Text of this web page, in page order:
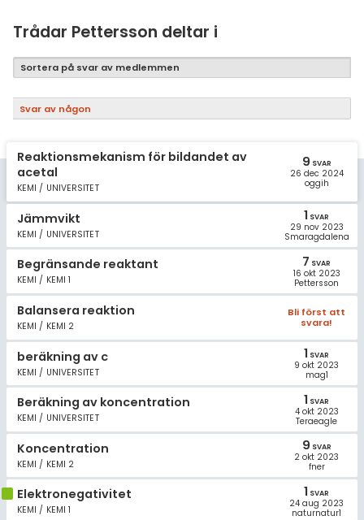
Trådar Pettersson deltar i
Sortera på svar av medlemmen
Svar av någon
Reaktionsmekanism för bildandet av
acetal
KEMI / UNIVERSITET
9 SVAR
26 dec 2024
oggih
Jämmvikt
KEMI / UNIVERSITET
1 SVAR
29 nov 2023
Smaragdalena
Begränsande reaktant
KEMI / KEMI 1
7 SVAR
16 okt 2023
Pettersson
Balansera reaktion
KEMI / KEMI 2
Bli först att
svara!
beräkning av c
KEMI / UNIVERSITET
1 SVAR
9 okt 2023
mag1
Beräkning av koncentration
KEMI / UNIVERSITET
1 SVAR
4 okt 2023
Teraeagle
Koncentration
KEMI / KEMI 2
9 SVAR
2 okt 2023
fner
Elektronegativitet
KEMI / KEMI 1
1 SVAR
24 aug 2023
naturnatur1
Fler språk
Samhällsorientering
Fler ämnen
Övriga diskussioner
Om Pluggakuten
Allmänna villkor
Cookie-inställningar